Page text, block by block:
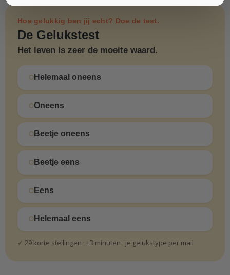
Hoe gelukkig ben jij echt? Doe de test.
De Gelukstest
Het leven is zeer de moeite waard.
Helemaal oneens
Oneens
Beetje oneens
Beetje eens
Eens
Helemaal eens
✓ 29 korte stellingen · ±3 minuten · je gelukstype per mail